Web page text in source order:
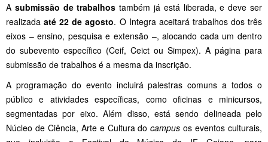
A submissão de trabalhos também já está liberada, e deve ser
realizadaaté 22 de agosto. O Integra aceitará trabalhos dos três
eixos – ensino, pesquisa e extensão –, alocando cada um dentro
do subevento específico (Ceif, Ceict ou Simpex). A página para
submissão de trabalhos é a mesma da inscrição.
A programação do evento incluirá palestras comuns a todos o
público e atividades específicas, como oficinas e minicursos,
segmentadas por eixo. Além disso, está sendo delineada pelo
Núcleo de Ciência, Arte e Cultura docampus os eventos culturais,